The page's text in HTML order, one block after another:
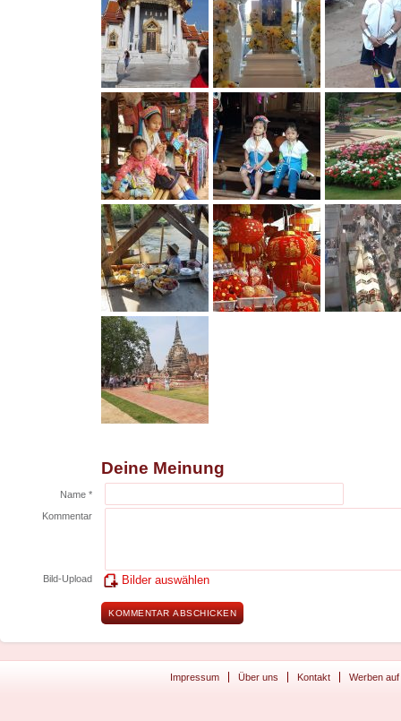
Deine Meinung
Name *
Kommentar
Bild-Upload Bilder auswählen
Impressum Über uns Kontakt Werben